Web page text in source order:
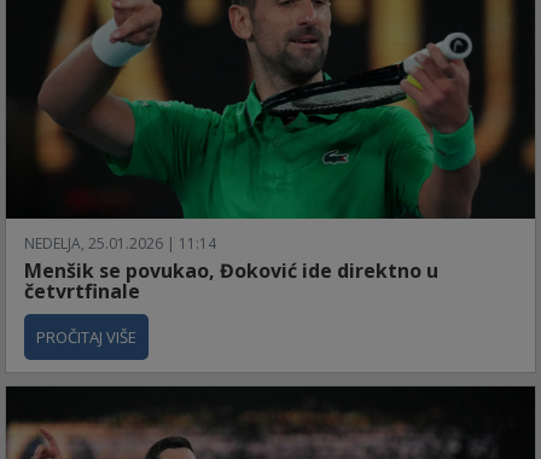
NEDELJA, 25.01.2026 | 11:14
Menšik se povukao, Đoković ide direktno u
četvrtfinale
PROČITAJ VIŠE